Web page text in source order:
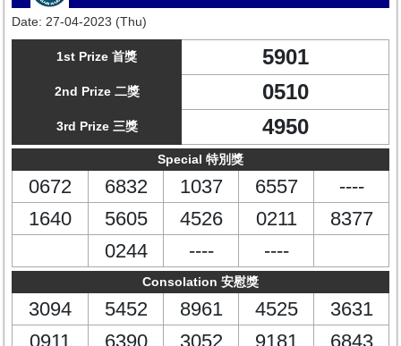
Date: 27-04-2023 (Thu)
1st Prize 首獎 5901
2nd Prize 二獎 0510
3rd Prize 三獎 4950
Special 特別獎
0672 6832 1037 6557
----
1640
5605 4526 0211
8377
0244
---- ----
Consolation 安慰獎
3094 5452 8961 4525
3631
0911
6390 3052 9181 6843